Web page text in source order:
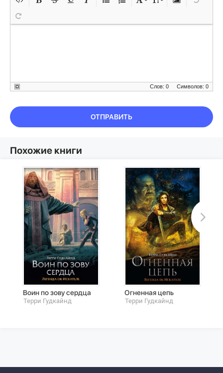
Символов: 0
Слов: 0
ОТПРАВИТЬ
Похожие книги
Воин по зову сердца
Терри Гудкайнд
Огненная цепь
Терри Гудкайнд